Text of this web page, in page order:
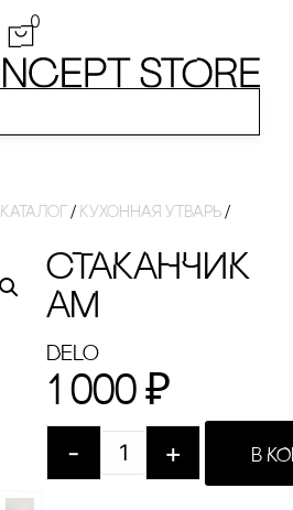
0
Каталог / Кухонная утварь /
сТАКАНЧИК
АМ
Delo
1 000 ₽
- + В